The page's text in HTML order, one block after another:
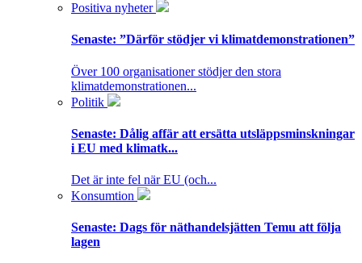
Positiva nyheter
Senaste: ”Därför stödjer vi klimatdemonstrationen”
Över 100 organisationer stödjer den stora
klimatdemonstrationen...
Politik
Senaste: Dålig affär att ersätta utsläppsminskningar
i EU med klimatk...
Det är inte fel när EU (och...
Konsumtion
Senaste: Dags för näthandelsjätten Temu att följa
lagen